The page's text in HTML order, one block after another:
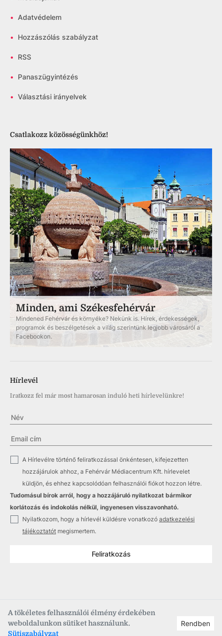
A tökéletes felhasználói élmény érdekében
weboldalunkon sütiket használunk.
Sütiszabályzat
Rendben
• Adatvédelem
• Hozzászólás szabályzat
• RSS
• Panaszügyintézés
• Választási irányelvek
Csatlakozz közösségünkhöz!
Minden, ami Székesfehérvár
Mindened Fehérvár és környéke? Nekünk is. Hírek, érdekességek,
programok és beszélgetések a világ szerintünk legjobb városáról a
Facebookon.
Hírlevél
Iratkozz fel már most hamarosan induló heti hírlevelünkre!
A Hírlevélre történő feliratkozással önkéntesen, kifejezetten
hozzájárulok ahhoz, a Fehérvár Médiacentrum Kft. hírlevelet
küldjön, és ehhez kapcsolódóan felhasználói fiókot hozzon létre.
Tudomásul bírok arról, hogy a hozzájáruló nyilatkozat bármikor
korlátozás és indokolás nélkül, ingyenesen visszavonható.
Nyilatkozom, hogy a hírlevél küldésre vonatkozó adatkezelési
tájékoztatót megismertem.
Feliratkozás
Copyright © 2021–2026 Fehérvár Médiacentrum, fmc.hu